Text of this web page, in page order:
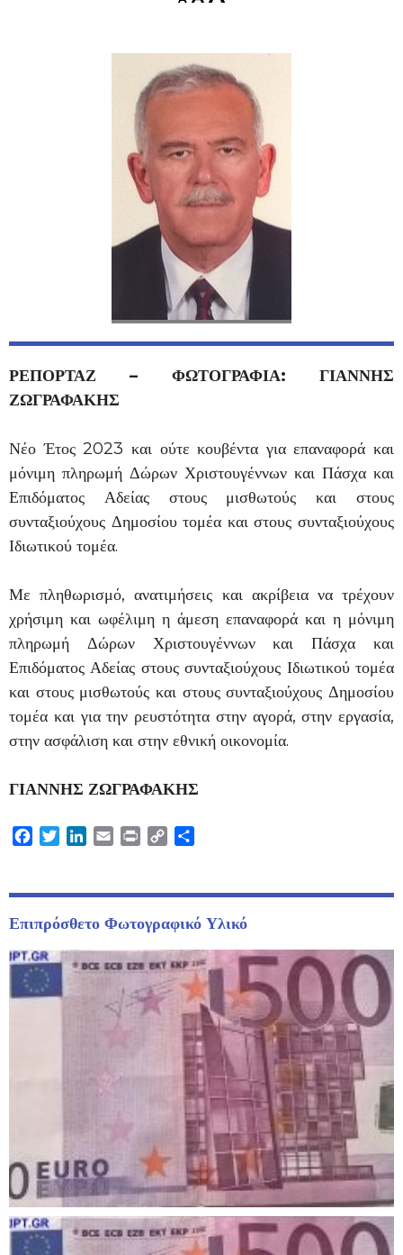
ΡΕΠΟΡΤΑΖ – ΦΩΤΟΓΡΑΦΙΑ: ΓΙΑΝΝΗΣ
ΖΩΓΡΑΦΑΚΗΣ
Νέο Έτος 2023 και ούτε κουβέντα για επαναφορά και
μόνιμη πληρωμή Δώρων Χριστουγέννων και Πάσχα και
Επιδόματος Αδείας στους μισθωτούς και στους
συνταξιούχους Δημοσίου τομέα και στους συνταξιούχους
Ιδιωτικού τομέα.
Με πληθωρισμό, ανατιμήσεις και ακρίβεια να τρέχουν
χρήσιμη και ωφέλιμη η άμεση επαναφορά και η μόνιμη
πληρωμή Δώρων Χριστουγέννων και Πάσχα και
Επιδόματος Αδείας στους συνταξιούχους Ιδιωτικού τομέα
και στους μισθωτούς και στους συνταξιούχους Δημοσίου
τομέα και για την ρευστότητα στην αγορά, στην εργασία,
στην ασφάλιση και στην εθνική οικονομία.
ΓΙΑΝΝΗΣ ΖΩΓΡΑΦΑΚΗΣ
Facebook
TwitterLinkedIn
EmailPrint Copy
Επιπρόσθετο Φωτογραφικό Υλικό